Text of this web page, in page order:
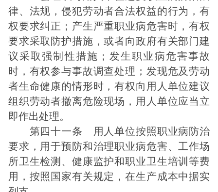
律、法规，侵犯劳动者合法权益的行为，有
权要求纠正；产生严重职业病危害时，有权
要求采取防护措施，或者向政府有关部门建
议采取强制性措施；发生职业病危害事故
时，有权参与事故调查处理；发现危及劳动
者生命健康的情形时，有权向用人单位建议
组织劳动者撤离危险现场，用人单位应当立
即作出处理。
第四十一条 用人单位按照职业病防治
要求，用于预防和治理职业病危害、工作场
所卫生检测、健康监护和职业卫生培训等费
用，按照国家有关规定，在生产成本中据实